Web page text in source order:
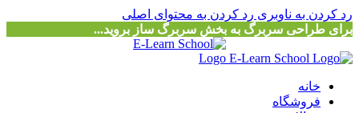
رد کردن به ناوبری رد کردن به محتوای اصلی
برای طراحی سربرگ به بخش سربرگ ساز بروید...
خانه
فروشگاه